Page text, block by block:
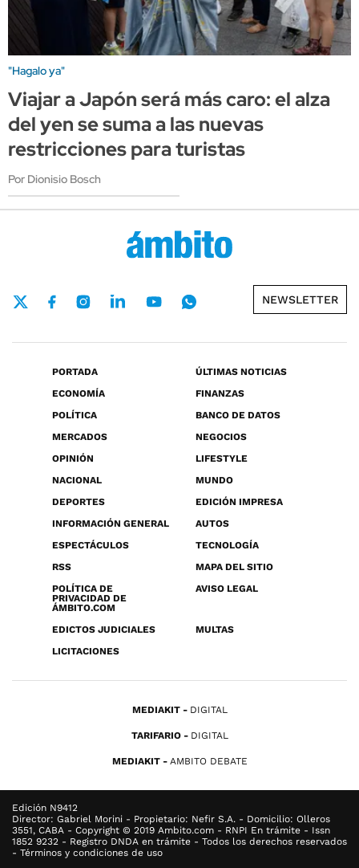
"Hagalo ya"
Viajar a Japón será más caro: el alza
del yen se suma a las nuevas
restricciones para turistas
Por Dionisio Bosch
NEWSLETTER
PORTADA
ÚLTIMAS NOTICIAS
ECONOMÍA
FINANZAS
POLÍTICA
BANCO DE DATOS
MERCADOS
NEGOCIOS
OPINIÓN
LIFESTYLE
NACIONAL
MUNDO
DEPORTES
EDICIÓN IMPRESA
INFORMACIÓN GENERAL
AUTOS
ESPECTÁCULOS
TECNOLOGÍA
RSS
MAPA DEL SITIO
POLÍTICA DE
PRIVACIDAD DE
ÁMBITO.COM
AVISO LEGAL
EDICTOS JUDICIALES
MULTAS
LICITACIONES
MEDIAKIT DIGITAL
TARIFARIO DIGITAL
MEDIAKIT AMBITO DEBATE
Edición N9412
Director: Gabriel Morini - Propietario: Nefir S.A. - Domicilio: Olleros
3551, CABA - Copyright © 2019 Ambito.com - RNPI En trámite - Issn
1852 9232 - Registro DNDA en trámite - Todos los derechos reservados
- Términos y condiciones de uso